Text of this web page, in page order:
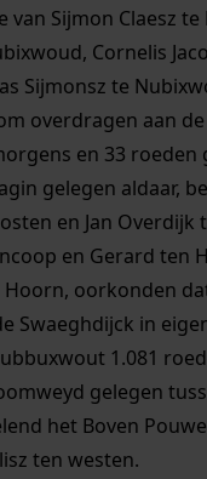
van Sijmon Claesz
Cornelis
Sijmonsz te
overdragen aan
en 33 roeden
gelegen aldaar,
en Jan Overdijk
en Gerard ten
Hoorn, oorkonden
Swaeghdijck in
1.081
gelegen
het Boven
ten westen.